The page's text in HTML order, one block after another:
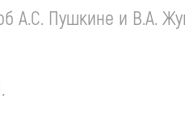
А.С. Пушкине и В.А.